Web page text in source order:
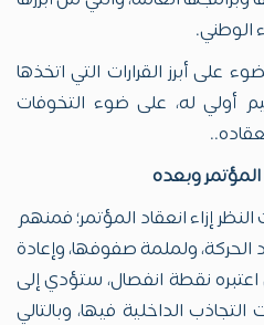
الوطني.
أبرز القرارات التي اتخذها
أولي له، على ضوء التخوفات
وبعده
إزاء انعقاد المؤتمر؛ فمنهم
الحركة، ولملمة صفوفها، وإعادة
نقطة انفصال، ستؤدي إلى
الداخلية فيها، وبالتالي